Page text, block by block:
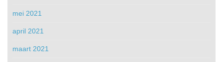
mei 2021
april 2021
maart 2021